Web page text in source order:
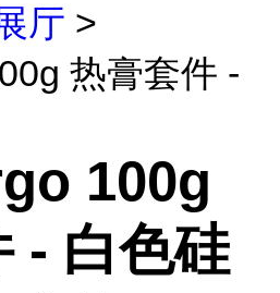
厅 >
热膏套件 -
100g
- 白色硅